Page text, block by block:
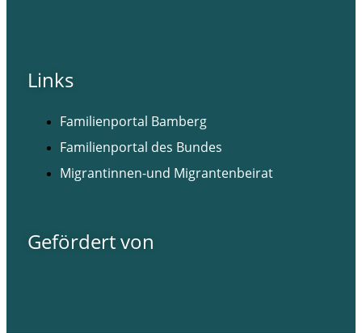
Links
Familienportal Bamberg
Familienportal des Bundes
Migrantinnen-und Migrantenbeirat
Gefördert von